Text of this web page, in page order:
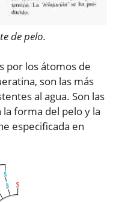
de pelo.
por los átomos de
son las más
al agua. Son las
forma del pelo y la
especificada en